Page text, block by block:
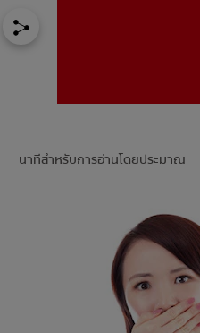
นาทีสำหรับการอ่านโดยประมาณ